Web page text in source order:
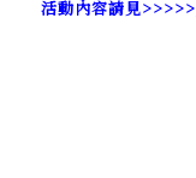
活動內容請見>>>>>